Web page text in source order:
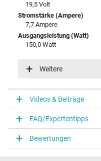
19,5 Volt
Stromstärke (Ampere)
7,7 Ampere
Ausgangsleistung (Watt)
150,0 Watt
100-240V / 50-60Hz
Funktions-LED
Funktions-LED im Gehäuse
Notebook Stecker
Steckertyp / -form
Slim Tip / 180° gerade
Weitere
Videos & Beiträge
FAQ/Expertentipps
Bewertungen